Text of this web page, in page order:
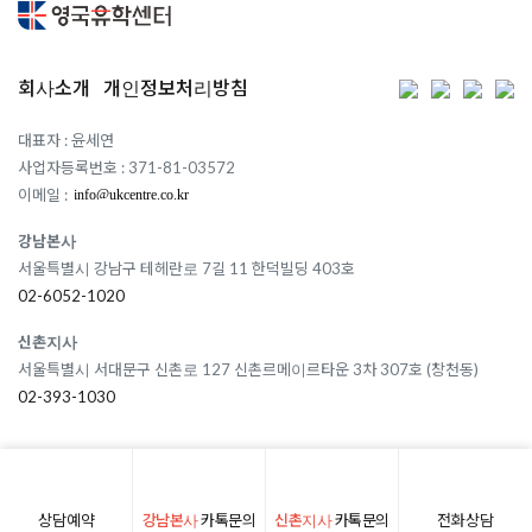
상담예약 강남본사카톡문의 신촌지사카톡문의 전화상담
회사소개 개인정보처리방침
대표자 : 윤세연
사업자등록번호 : 371-81-03572
이메일 :
강남본사
서울특별시 강남구 테헤란로 7길 11 한덕빌딩 403호
02-6052-1020
신촌지사
서울특별시 서대문구 신촌로 127 신촌르메이르타운 3차 307호 (창천동)
02-393-1030